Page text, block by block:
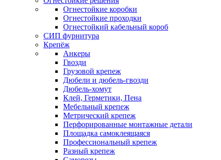
Огнестойкие коробки
Огнестойкие проходки
Огнестойкий кабельный короб
СИП фурнитура
Крепёж
Анкеры
Гвозди
Грузовой крепеж
Дюбели и дюбель-гвозди
Дюбель-хомут
Клей, Герметики, Пена
Мебельный крепеж
Метрический крепеж
Перфорированные монтажные детали
Площадка самоклеящаяся
Профессиональный крепеж
Разный крепеж